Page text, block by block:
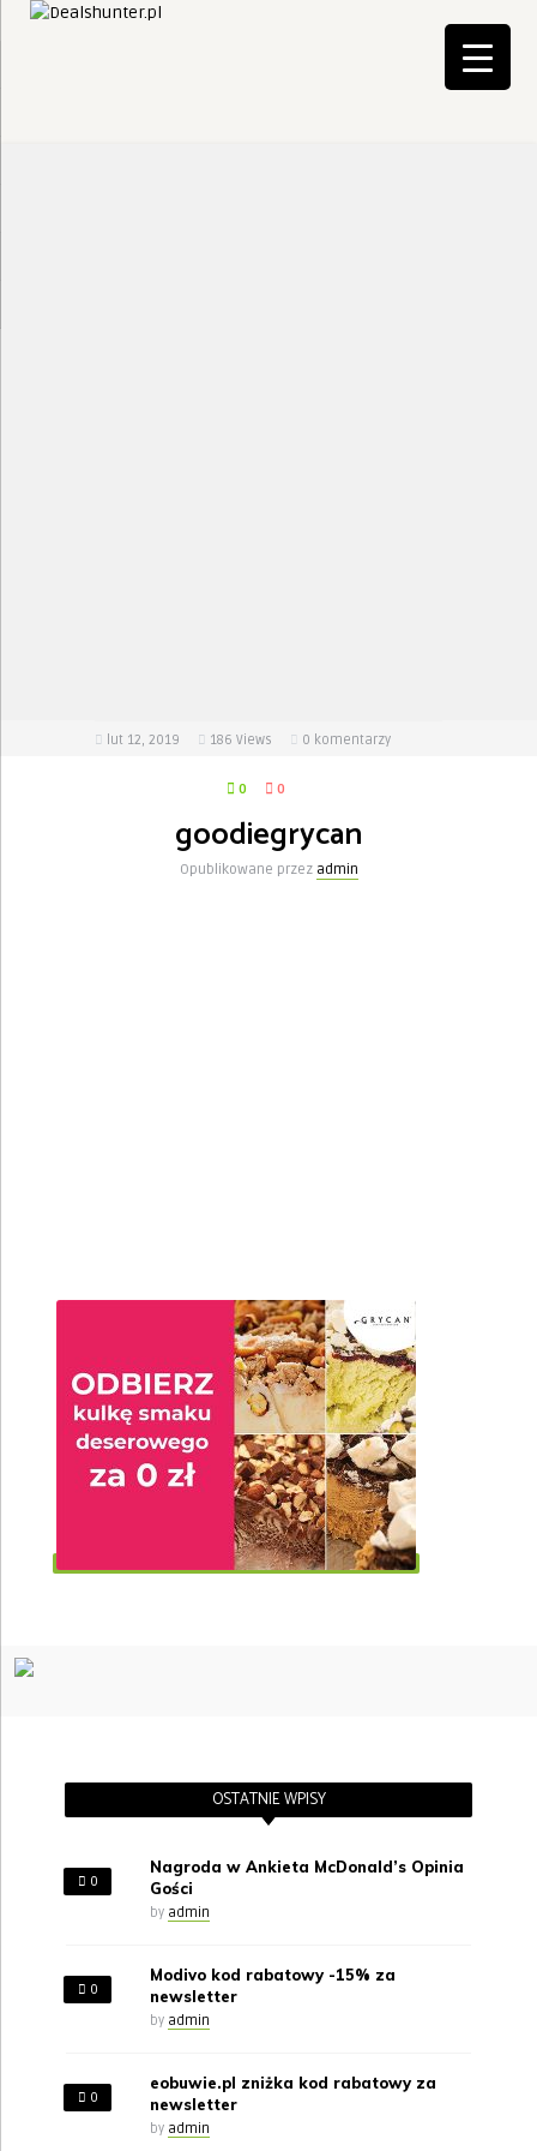
lut 12, 2019 186 Views 0 komentarzy
0 0
goodiegrycan
Opublikowane przez admin
OSTATNIE WPISY
0
Nagroda w Ankieta McDonald’s Opinia
Gości
by admin
0
Modivo kod rabatowy -15% za
newsletter
by admin
0
eobuwie.pl zniżka kod rabatowy za
newsletter
by admin